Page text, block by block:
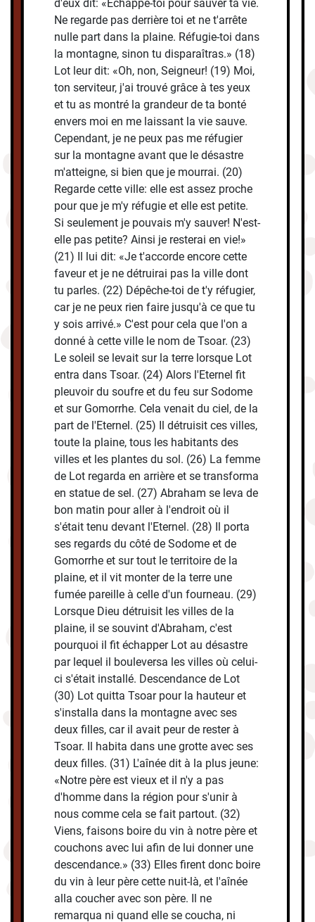
d'eux dit: «Echappe-toi pour sauver ta vie.
Ne regarde pas derrière toi et ne t'arrête
nulle part dans la plaine. Réfugie-toi dans
la montagne, sinon tu disparaîtras.» (18)
Lot leur dit: «Oh, non, Seigneur! (19) Moi,
ton serviteur, j'ai trouvé grâce à tes yeux
et tu as montré la grandeur de ta bonté
envers moi en me laissant la vie sauve.
Cependant, je ne peux pas me réfugier
sur la montagne avant que le désastre
m'atteigne, si bien que je mourrai. (20)
Regarde cette ville: elle est assez proche
pour que je m'y réfugie et elle est petite.
Si seulement je pouvais m'y sauver! N'est-
elle pas petite? Ainsi je resterai en vie!»
(21) Il lui dit: «Je t'accorde encore cette
faveur et je ne détruirai pas la ville dont
tu parles. (22) Dépêche-toi de t'y réfugier,
car je ne peux rien faire jusqu'à ce que tu
y sois arrivé.» C'est pour cela que l'on a
donné à cette ville le nom de Tsoar. (23)
Le soleil se levait sur la terre lorsque Lot
entra dans Tsoar. (24) Alors l'Eternel fit
pleuvoir du soufre et du feu sur Sodome
et sur Gomorrhe. Cela venait du ciel, de la
part de l'Eternel. (25) Il détruisit ces villes,
toute la plaine, tous les habitants des
villes et les plantes du sol. (26) La femme
de Lot regarda en arrière et se transforma
en statue de sel. (27) Abraham se leva de
bon matin pour aller à l'endroit où il
s'était tenu devant l'Eternel. (28) Il porta
ses regards du côté de Sodome et de
Gomorrhe et sur tout le territoire de la
plaine, et il vit monter de la terre une
fumée pareille à celle d'un fourneau. (29)
Lorsque Dieu détruisit les villes de la
plaine, il se souvint d'Abraham, c'est
pourquoi il fit échapper Lot au désastre
par lequel il bouleversa les villes où celui-
ci s'était installé. Descendance de Lot
(30) Lot quitta Tsoar pour la hauteur et
s'installa dans la montagne avec ses
deux filles, car il avait peur de rester à
Tsoar. Il habita dans une grotte avec ses
deux filles. (31) L'aînée dit à la plus jeune:
«Notre père est vieux et il n'y a pas
d'homme dans la région pour s'unir à
nous comme cela se fait partout. (32)
Viens, faisons boire du vin à notre père et
couchons avec lui afin de lui donner une
descendance.» (33) Elles firent donc boire
du vin à leur père cette nuit-là, et l'aînée
alla coucher avec son père. Il ne
remarqua ni quand elle se coucha, ni